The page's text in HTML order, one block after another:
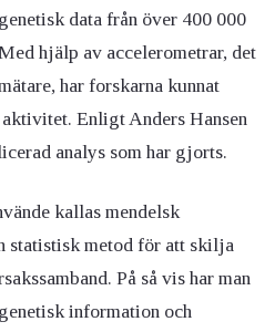
data från över 400 000
hjälp av accelerometrar, det
har forskarna kunnat
Enligt Anders Hansen
analys som har gjorts.
kallas mendelsk
statistisk metod för att skilja
På så vis har man
information och